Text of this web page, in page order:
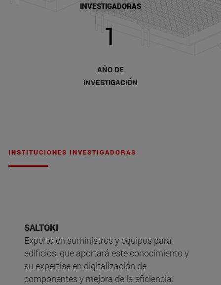
INVESTIGADORAS
1
AÑO DE
INVESTIGACIÓN
INSTITUCIONES INVESTIGADORAS
SALTOKI
Experto en suministros y equipos para
edificios, que aportará este conocimiento y
su expertise en digitalización de
componentes y mejora de la eficiencia.